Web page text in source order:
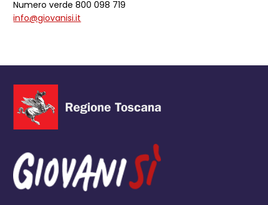
Numero verde 800 098 719
info@giovanisi.it